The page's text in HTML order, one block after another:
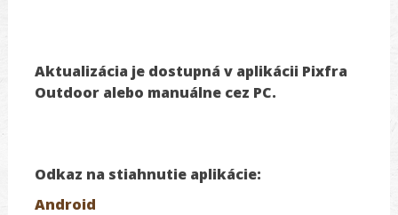
Aktualizácia je dostupná v aplikácii Pixfra
Outdoor alebo manuálne cez PC.
Odkaz na stiahnutie aplikácie:
Android